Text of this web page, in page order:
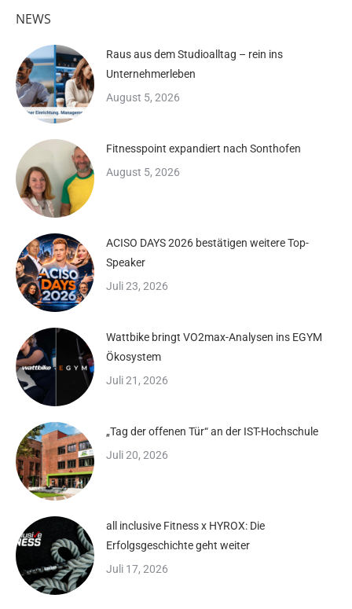
NEWS
Raus aus dem Studioalltag – rein ins
Unternehmerleben
August 5, 2026
Fitnesspoint expandiert nach Sonthofen
August 5, 2026
ACISO DAYS 2026 bestätigen weitere Top-
Speaker
Juli 23, 2026
Wattbike bringt VO2max-Analysen ins EGYM
Ökosystem
Juli 21, 2026
„Tag der offenen Tür“ an der IST-Hochschule
Juli 20, 2026
all inclusive Fitness x HYROX: Die
Erfolgsgeschichte geht weiter
Juli 17, 2026